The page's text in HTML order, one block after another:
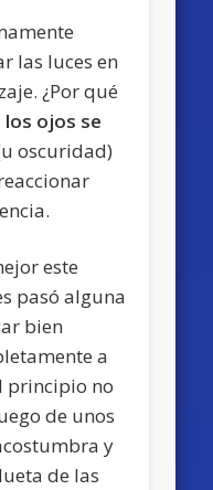
las luces en
¿Por qué
los ojos se
oscuridad)
este
pasó alguna
bien
a
principio no
de unos
y
de las